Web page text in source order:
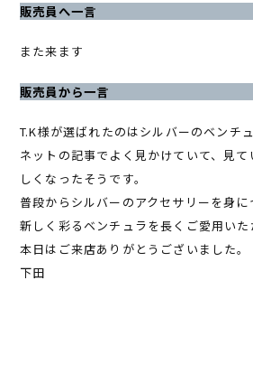
販売員へ一言
また来ます
販売員から一言
T.K様が選ばれたのはシルバーのベンチュ
ネットの記事でよく見かけていて、見
しくなったそうです。
普段からシルバーのアクセサリーを身に
新しく彩るベンチュラを長くご愛用いた
本日はご来店ありがとうございました。
下田